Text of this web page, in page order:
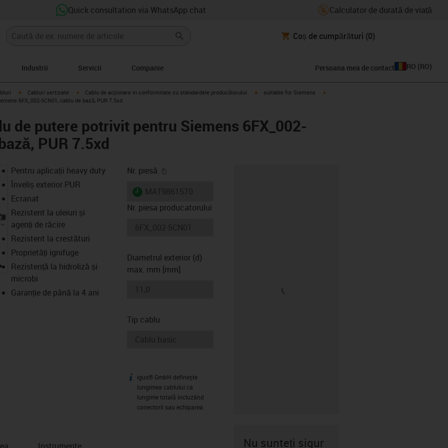
Quick consultation via WhatsApp chat Calculator de durată de viață
Coș de cumpărături (0)
Industrii Servicii Companie Persoana mea de contact RO (RO)
igus-icon-arrow-right
Cabluri sertizate igus-icon-arrow-right
Cablu de acționare in conformitate cu standardele producătorului igus-icon-arrow-right
suitable for Siemens
6FX_002-5CN01, cablu de bază, PUR 7.5xd
de putere potrivit pentru Siemens 6FX_002-
PUR 7.5xd
igus-icon-lupe
Pentru aplicații heavy duty
Înveliș exterior PUR
Ecranat
Rezistent la uleiuri și
agenți de răcire
Rezistent la crestături
Proprietăți ignifuge
Rezistență la hidroliză și
microbi
Garanție de până la 4 ani
Nr. piesă
igus-icon-lieferzeit
Nr. piesa producatorului
Diametrul exterior (d)
max. mm [mm]
Tip cablu
igus-icon-info
igus® GmbH definește
lungimea cablului ca
lungime totală incluzând
conectorii sau echiparea.
Instrumente
Nu sunteți sigur